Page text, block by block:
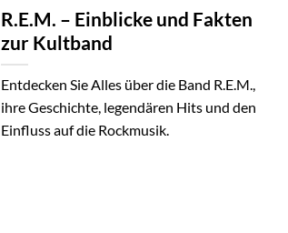
R.E.M. – Einblicke und Fakten
zur Kultband
Entdecken Sie Alles über die Band R.E.M.,
ihre Geschichte, legendären Hits und den
Einfluss auf die Rockmusik.